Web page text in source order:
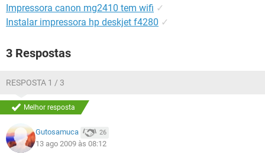
Impressora canon mg2410 tem wifi ✓
Instalar impressora hp deskjet f4280 ✓
3 Respostas
RESPOSTA 1 / 3
Melhor resposta
Gutosamuca 26
13 ago 2009 às 08:12